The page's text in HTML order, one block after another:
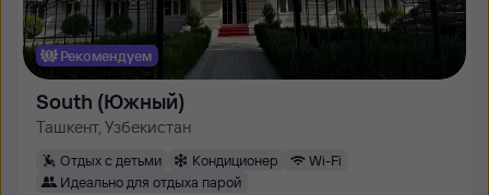
Рекомендуем
South (Южный)
Ташкент, Узбекистан
Отдых с детьми Кондиционер
Wi-Fi
Идеально для отдыха парой